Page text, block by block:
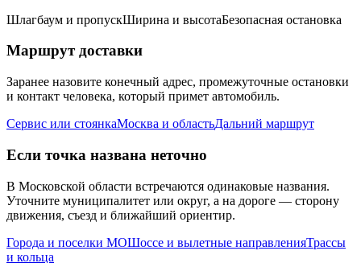
Шлагбаум и пропускШирина и высотаБезопасная остановка
Маршрут доставки
Заранее назовите конечный адрес, промежуточные остановки
и контакт человека, который примет автомобиль.
Сервис или стоянкаМосква и областьДальний маршрут
Если точка названа неточно
В Московской области встречаются одинаковые названия.
Уточните муниципалитет или округ, а на дороге — сторону
движения, съезд и ближайший ориентир.
Города и поселки МОШоссе и вылетные направленияТрассы
и кольца